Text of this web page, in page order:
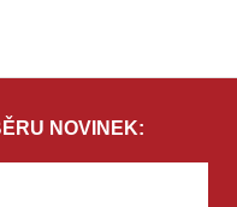
NOVINEK: